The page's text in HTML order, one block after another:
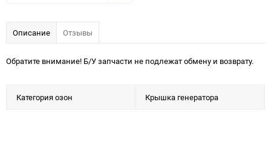
Описание Отзывы
Обратите внимание! Б/У запчасти не подлежат обмену и возврату.
Категория озон Крышка генератора